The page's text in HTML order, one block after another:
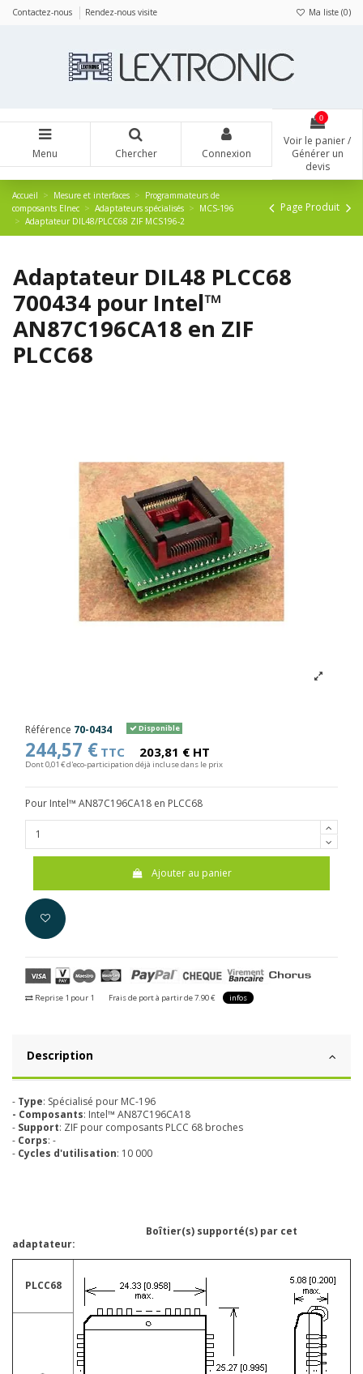
Contactez-nous Rendez-nous visite Ma liste (0)
Menu Chercher Connexion
0
Voir le panier /
Générer un
devis
Accueil Mesure et interfaces
Programmateurs de
composants Elnec
Adaptateurs spécialisés
MCS-196
Adaptateur DIL48/PLCC68 ZIF MCS196-2
Page Produit
Adaptateur DIL48 PLCC68
700434 pour Intel™
AN87C196CA18 en ZIF
PLCC68
Référence 70-0434 Disponible
244,57 € TTC 203,81 € HT
Dont 0,01 € d'eco-participation déjà incluse dans le prix
Pour Intel™ AN87C196CA18 en PLCC68
Ajouter au panier
Reprise 1 pour 1 Frais de port à partir de 7.90 € infos
Description
- Type: Spécialisé pour MC-196
- Composants: Intel™ AN87C196CA18
- Support: ZIF pour composants PLCC 68 broches
- Corps: -
- Cycles d'utilisation: 10 000
Boîtier(s) supporté(s) par cet
adaptateur:
PLCC68
Panneau de gestion des cookies